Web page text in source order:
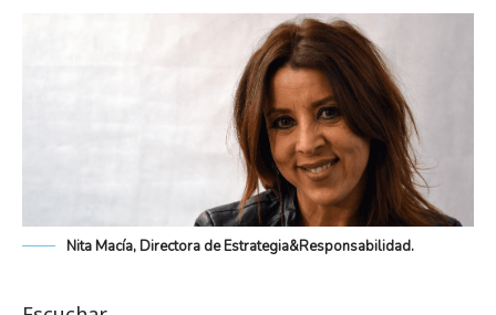
Nita Macía, Directora de Estrategia&Responsabilidad.